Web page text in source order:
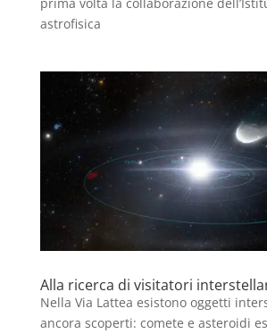
astrofisica
Alla ricerca di visitatori
Nella Via Lattea esistono oggetti
ancora scoperti: comete e asteroidi